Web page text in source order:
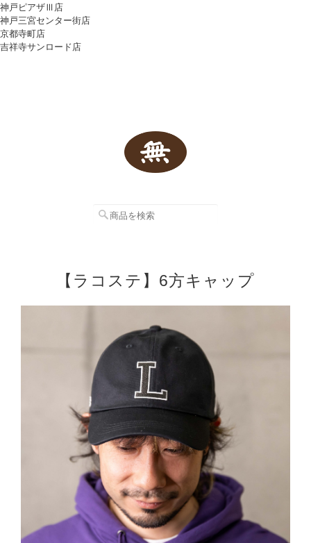
神戸ピアザⅢ店
神戸三宮センター街店
京都寺町店
吉祥寺サンロード店
【ラコステ】6方キャップ